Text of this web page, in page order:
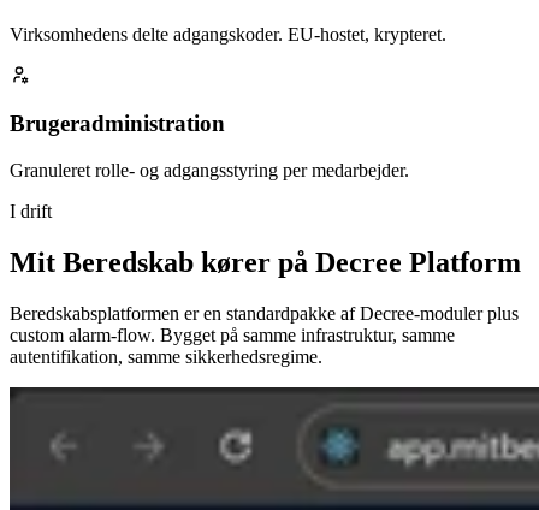
Virksomhedens delte adgangskoder. EU-hostet, krypteret.
Brugeradministration
Granuleret rolle- og adgangsstyring per medarbejder.
I drift
Mit Beredskab kører på Decree Platform
Beredskabsplatformen er en standardpakke af Decree-moduler plus
custom alarm-flow. Bygget på samme infrastruktur, samme
autentifikation, samme sikkerhedsregime.